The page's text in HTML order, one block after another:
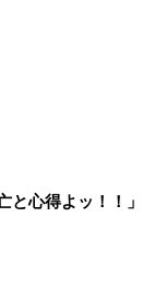
心得よッ！！」